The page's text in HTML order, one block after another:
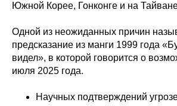
Южной Корее, Гонконге и на
Одной из неожиданных причин
предсказание из манги 1999 года
видел», в которой говорится о
июля 2025 года.
Научных подтверждений